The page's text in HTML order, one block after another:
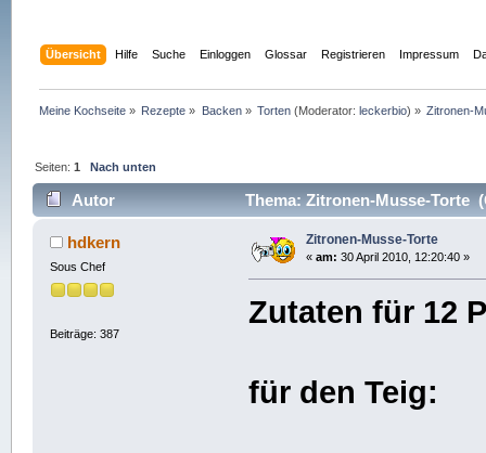
Übersicht Hilfe Suche Einloggen Glossar Registrieren Impressum
Meine Kochseite » Rezepte » Backen» Torten (Moderator:leckerbio) » Zitronen-
Seiten:1 Nach unten
Autor Thema: Zitronen-Musse-Torte
hdkern
Sous Chef
Beiträge: 387
Zitronen-Musse-Torte
« am: 30 April 2010, 12:20:40 »
Zutaten für 12
für den Teig: